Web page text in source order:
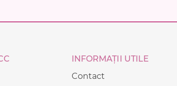
INFORMAȚII UTILE
Contact